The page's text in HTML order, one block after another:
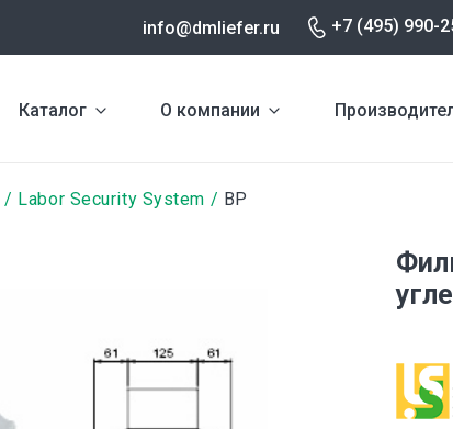
info@dmliefer.ru +7 (495) 990-
Каталог О компании
Labor Security System BP